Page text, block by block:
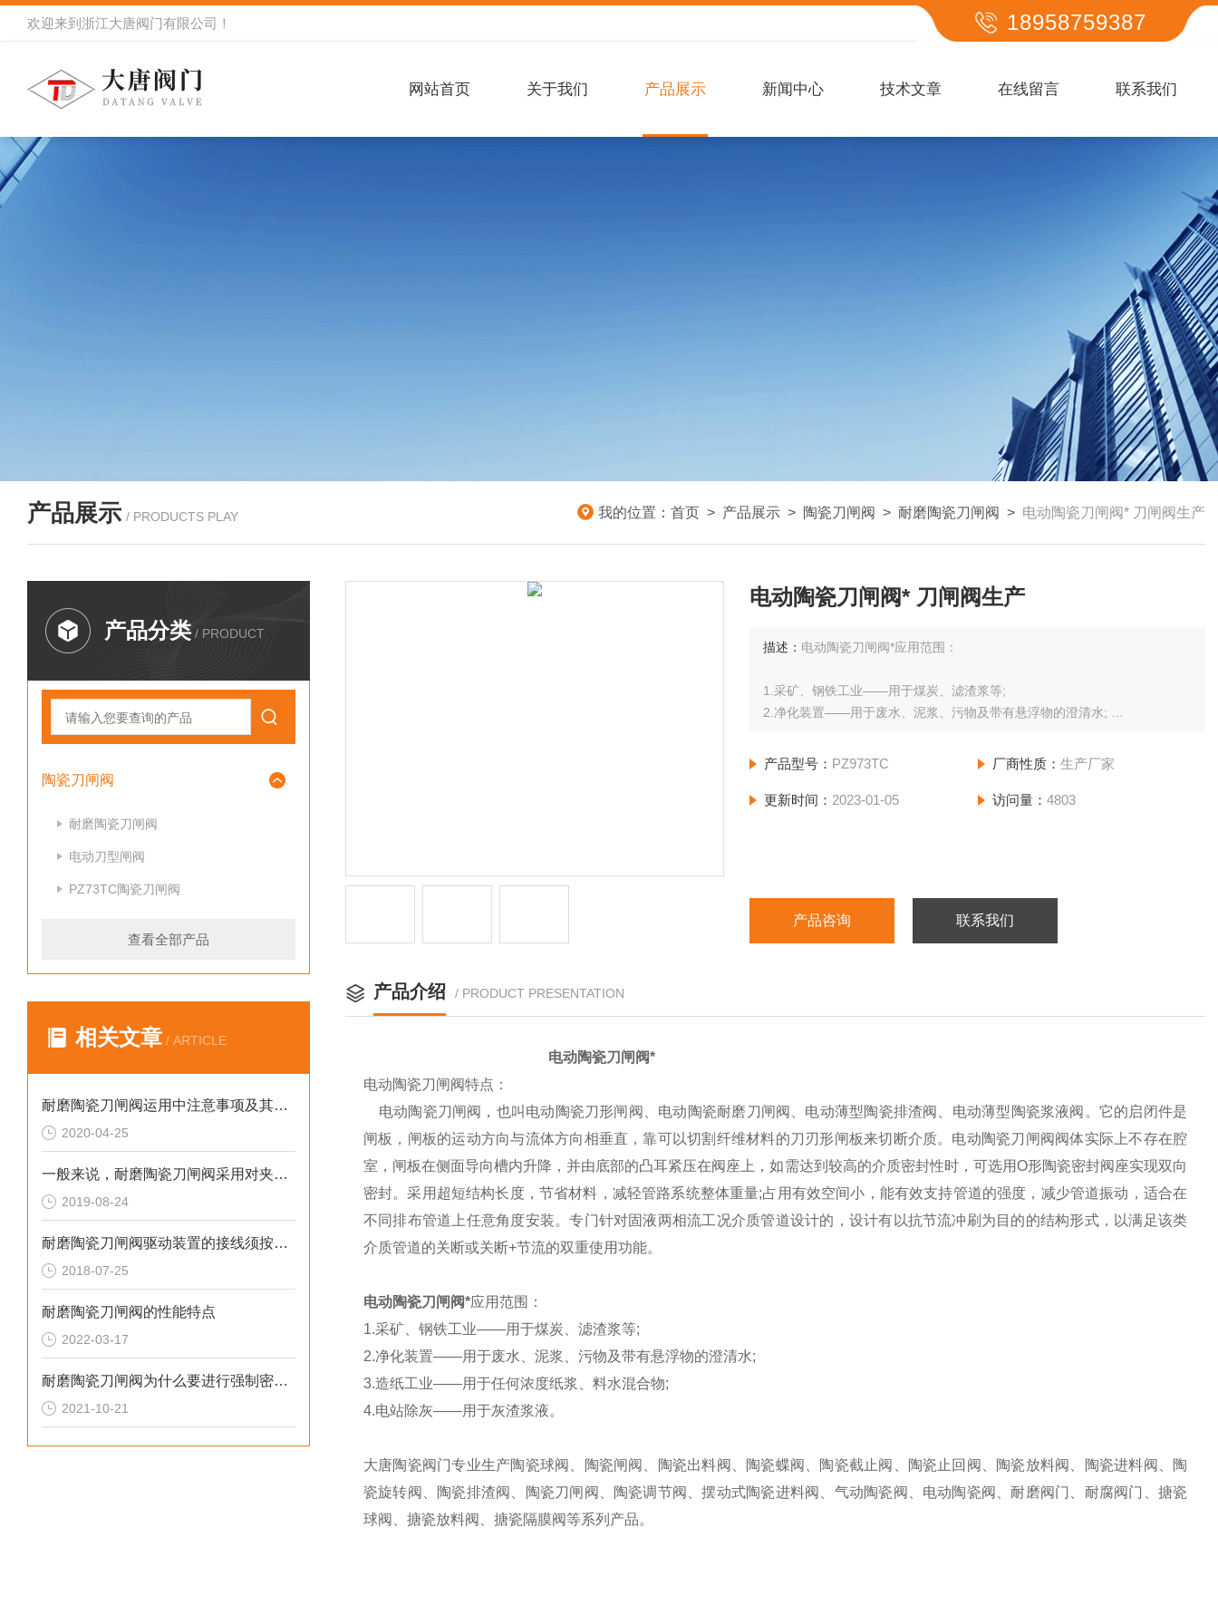
欢迎来到 浙江大唐阀门有限公司 ！ 18958759387
网站首页 关于我们 产品展示 新闻中心 技术文章 在线留言 联系我们
产品展示 / PRODUCTS PLAY 我的位置： 首页 > 产品展示 > 陶瓷刀闸阀 > 耐磨陶瓷刀闸阀 > 电动陶瓷刀闸阀* 刀闸阀生产
产品分类 / PRODUCT
陶瓷刀闸阀
耐磨陶瓷刀闸阀
电动刀型闸阀
PZ73TC陶瓷刀闸阀
查看全部产品
相关文章 / ARTICLE
耐磨陶瓷刀闸阀运用中注意事项及其特点
2020-04-25
一般来说，耐磨陶瓷刀闸阀采用对夹连接方式
2019-08-24
耐磨陶瓷刀闸阀驱动装置的接线须按线路图进行
2018-07-25
耐磨陶瓷刀闸阀的性能特点
2022-03-17
耐磨陶瓷刀闸阀为什么要进行强制密封呢?
2021-10-21
电动陶瓷刀闸阀* 刀闸阀生产
描述： 电动陶瓷刀闸阀*应用范围：
1.采矿、钢铁工业——用于煤炭、滤渣浆等;
2.净化装置——用于废水、泥浆、污物及带有悬浮物的澄清水;
产品型号： PZ973TC 厂商性质： 生产厂家
更新时间： 2023-01-05 访问量： 4803
产品咨询 联系我们
产品介绍 / PRODUCT PRESENTATION
电动陶瓷刀闸阀*
电动陶瓷刀闸阀特点：
电动陶瓷刀闸阀，也叫电动陶瓷刀形闸阀、电动陶瓷耐磨刀闸阀、电动薄型陶瓷排渣阀、电动薄型陶瓷浆液阀。它的启闭件是
闸板，闸板的运动方向与流体方向相垂直，靠可以切割纤维材料的刀刃形闸板来切断介质。电动陶瓷刀闸阀阀体实际上不存在腔
室，闸板在侧面导向槽内升降，并由底部的凸耳紧压在阀座上，如需达到较高的介质密封性时，可选用O形陶瓷密封阀座实现双向
密封。采用超短结构长度，节省材料，减轻管路系统整体重量;占用有效空间小，能有效支持管道的强度，减少管道振动，适合在
不同排布管道上任意角度安装。专门针对固液两相流工况介质管道设计的，设计有以抗节流冲刷为目的的结构形式，以满足该类
介质管道的关断或关断+节流的双重使用功能。
电动陶瓷刀闸阀*应用范围：
1.采矿、钢铁工业——用于煤炭、滤渣浆等;
2.净化装置——用于废水、泥浆、污物及带有悬浮物的澄清水;
3.造纸工业——用于任何浓度纸浆、料水混合物;
4.电站除灰——用于灰渣浆液。
大唐陶瓷阀门专业生产陶瓷球阀、陶瓷闸阀、陶瓷出料阀、陶瓷蝶阀、陶瓷截止阀、陶瓷止回阀、陶瓷放料阀、陶瓷进料阀、陶
瓷旋转阀、陶瓷排渣阀、陶瓷刀闸阀、陶瓷调节阀、摆动式陶瓷进料阀、气动陶瓷阀、电动陶瓷阀、耐磨阀门、耐腐阀门、搪瓷
球阀、搪瓷放料阀、搪瓷隔膜阀等系列产品。